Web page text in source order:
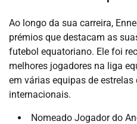
Ao longo da sua carreira,
prémios que destacam as
futebol equatoriano. Ele foi
melhores jogadores na liga
em várias equipas de
internacionais.
Nomeado Jogador do